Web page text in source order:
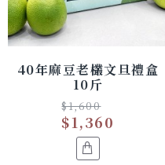
40年麻豆老欉文旦禮盒
10斤
$1,360
$1,600